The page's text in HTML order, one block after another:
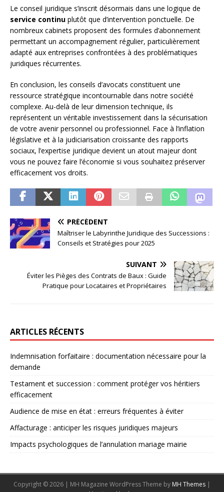
Le conseil juridique s’inscrit désormais dans une logique de
service continu plutôt que d’intervention ponctuelle. De
nombreux cabinets proposent des formules d’abonnement
permettant un accompagnement régulier, particulièrement
adapté aux entreprises confrontées à des problématiques
juridiques récurrentes.
En conclusion, les conseils d’avocats constituent une
ressource stratégique incontournable dans notre société
complexe. Au-delà de leur dimension technique, ils
représentent un véritable investissement dans la sécurisation
de votre avenir personnel ou professionnel. Face à l’inflation
législative et à la judiciarisation croissante des rapports
sociaux, l’expertise juridique devient un atout majeur dont
vous ne pouvez faire l’économie si vous souhaitez préserver
efficacement vos droits.
PRÉCÉDENT
Maîtriser le Labyrinthe Juridique des Successions :
Conseils et Stratégies pour 2025
SUIVANT
Éviter les Pièges des Contrats de Baux : Guide
Pratique pour Locataires et Propriétaires
ARTICLES RÉCENTS
Indemnisation forfaitaire : documentation nécessaire pour la
demande
Testament et succession : comment protéger vos héritiers
efficacement
Audience de mise en état : erreurs fréquentes à éviter
Affacturage : anticiper les risques juridiques majeurs
Impacts psychologiques de l’annulation mariage mairie
Copyright © 2026 | MH Magazine WordPress Theme by MH Themes |